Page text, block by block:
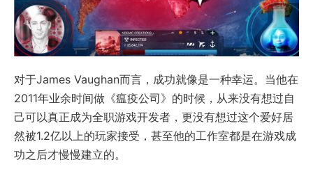
对于James Vaughan而言，成功就像是一种幸运。当他在
2011年业余时间做《瘟疫公司》的时候，从来没有想过自
己可以真正成为全职游戏开发者，更没有想过这个爱好居
然被1.2亿以上的玩家接受，甚至他的工作室都是在游戏成
功之后才慢慢建立的。